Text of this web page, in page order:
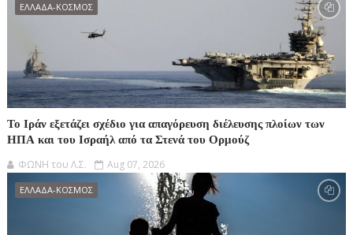
ΕΛΛΑΔΑ-ΚΟΣΜΟΣ
Το Ιράν εξετάζει σχέδιο για απαγόρευση διέλευσης πλοίων των
ΗΠΑ και του Ισραήλ από τα Στενά του Ορμούζ
ΦΩΝΗ του Λ.Σ. Aug 07, 2026
ΕΛΛΑΔΑ-ΚΟΣΜΟΣ